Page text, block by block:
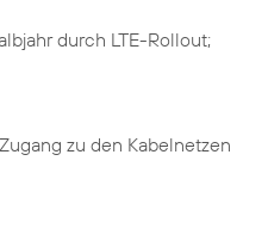
durch LTE-Rollout;
zu den Kabelnetzen